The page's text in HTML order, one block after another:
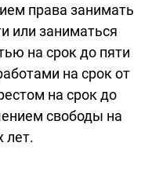
права занимать
или заниматься
на срок до пяти
на срок от
на срок до
свободы на
лет.